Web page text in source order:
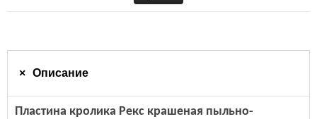
Описание
Пластина кролика Рекс крашеная пыльно-